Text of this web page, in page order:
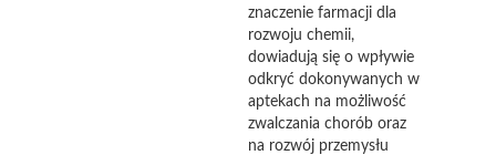
znaczenie farmacji dla
rozwoju chemii,
dowiadują się o wpływie
odkryć dokonywanych w
aptekach na możliwość
zwalczania chorób oraz
na rozwój przemysłu